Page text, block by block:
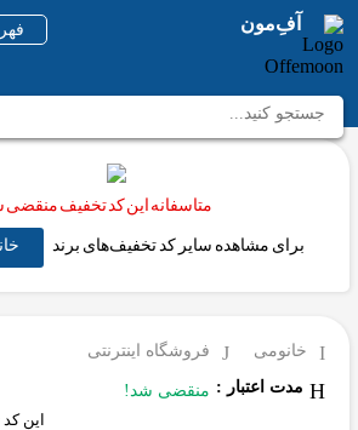
آفِ‌مون
متاسفانه این کد تخفیف منقضی
برای مشاهده سایر کد تخفیف‌های برند
خانومی
فروشگاه اینترنتی
مدت اعتبار : منقضی شد!
این